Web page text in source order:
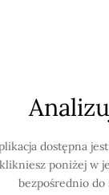
dostępna
poniżej w
bezpośrednio do